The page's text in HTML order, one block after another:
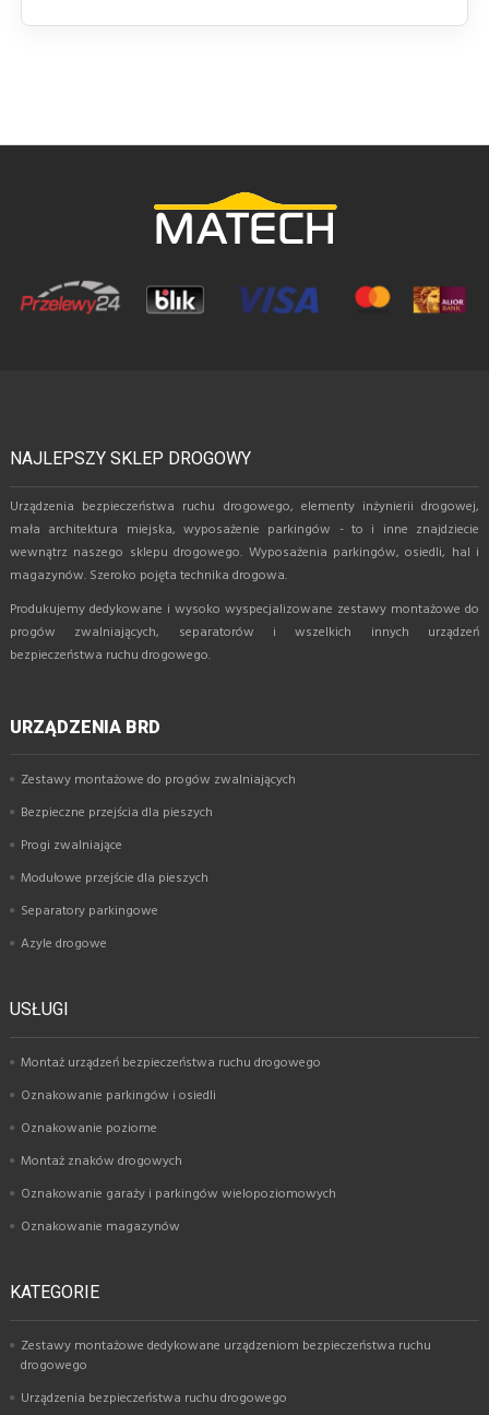
NAJLEPSZY SKLEP DROGOWY
Urządzenia bezpieczeństwa ruchu drogowego, elementy inżynierii drogowej,
mała architektura miejska, wyposażenie parkingów - to i inne znajdziecie
wewnątrz naszego sklepu drogowego. Wyposażenia parkingów, osiedli, hal i
magazynów. Szeroko pojęta technika drogowa.
Produkujemy dedykowane i wysoko wyspecjalizowane zestawy montażowe do
progów zwalniających, separatorów i wszelkich innych urządzeń
bezpieczeństwa ruchu drogowego.
URZĄDZENIA BRD
Zestawy montażowe do progów zwalniających
Bezpieczne przejścia dla pieszych
Progi zwalniające
Modułowe przejście dla pieszych
Separatory parkingowe
Azyle drogowe
USŁUGI
Montaż urządzeń bezpieczeństwa ruchu drogowego
Oznakowanie parkingów i osiedli
Oznakowanie poziome
Montaż znaków drogowych
Oznakowanie garaży i parkingów wielopoziomowych
Oznakowanie magazynów
KATEGORIE
Zestawy montażowe dedykowane urządzeniom bezpieczeństwa ruchu
drogowego
Urządzenia bezpieczeństwa ruchu drogowego